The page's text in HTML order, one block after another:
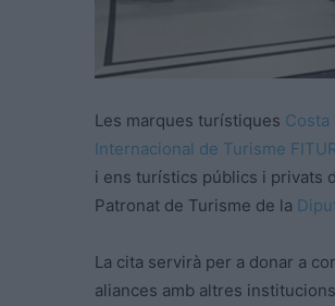
Les marques turístiques Costa
Internacional de Turisme
i ens turístics públics i privats
Patronat de Turisme de la
La cita servirà per a donar a
aliances amb altres